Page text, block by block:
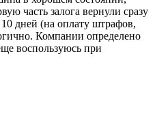
часть залога вернули сразу
10 дней (на оплату штрафов,
Компании определено
воспользуюсь при